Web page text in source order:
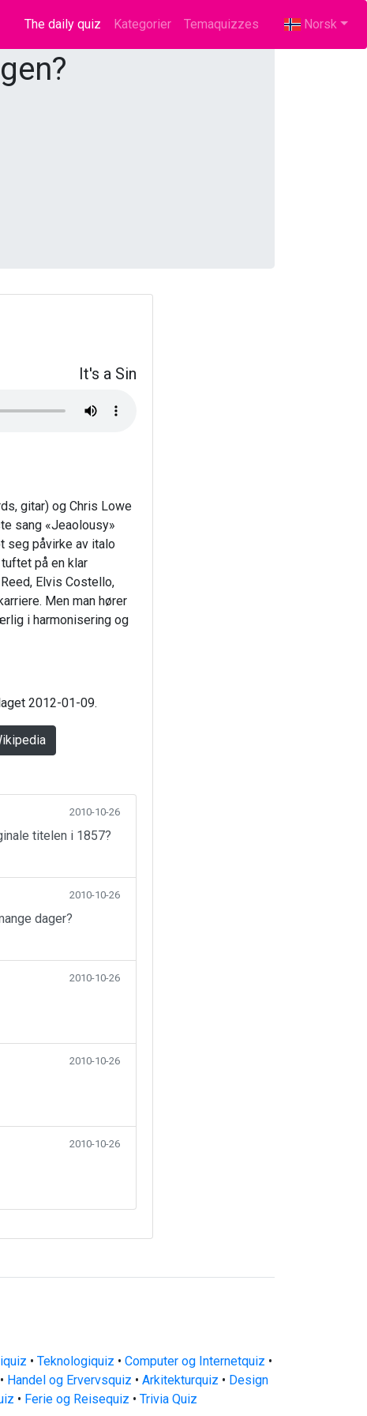
The daily quiz (current)
Kategorier Temaquizzes Norsk
It's a Sin
gitar) og Chris Lowe
sang «Jeaolousy»
seg påvirke av italo
på en klar
Elvis Costello,
Men man hører
i harmonisering og
2012-01-09.
2010-10-26
titelen i 1857?
2010-10-26
dager?
2010-10-26
2010-10-26
2010-10-26
• Teknologiquiz • Computer og Internetquiz •
• Handel og Ervervsquiz • Arkitekturquiz • Design
• Ferie og Reisequiz • Trivia Quiz